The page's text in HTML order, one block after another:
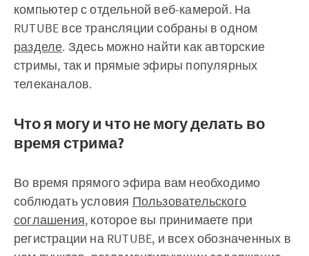
компьютер с отдельной веб-камерой. На
RUTUBE все трансляции собраны в одном
разделе. Здесь можно найти как авторские
стримы, так и прямые эфиры популярных
телеканалов.
Что я могу и что не могу делать во
время стрима?
Во время прямого эфира вам необходимо
соблюдать условия Пользовательского
соглашения, которое вы принимаете при
регистрации на RUTUBE, и всех обозначенных в